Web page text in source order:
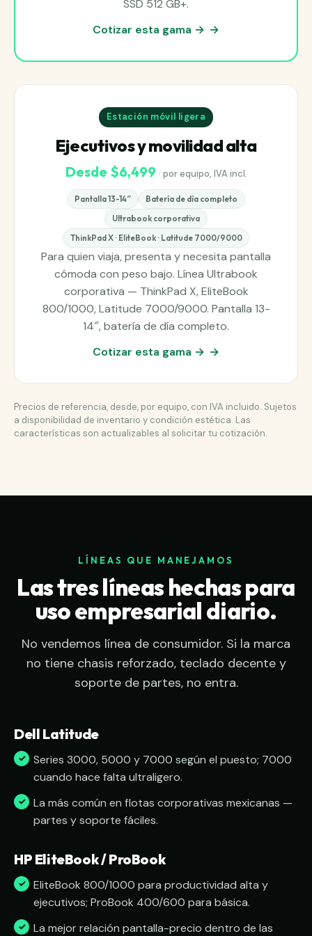
SSD 512 GB+.
Cotizar esta gama →
Estación móvil ligera
Ejecutivos y movilidad alta
Desde $6,499 · por equipo, IVA incl.
Pantalla 13-14″
Batería de día completo
Ultrabook corporativa
ThinkPad X · EliteBook · Latitude 7000/9000
Para quien viaja, presenta y necesita pantalla
cómoda con peso bajo. Línea Ultrabook
corporativa — ThinkPad X, EliteBook
800/1000, Latitude 7000/9000. Pantalla 13-
14″, batería de día completo.
Cotizar esta gama →
Precios de referencia, desde, por equipo, con IVA incluido. Sujetos
a disponibilidad de inventario y condición estética. Las
características son actualizables al solicitar tu cotización.
LÍNEAS QUE MANEJAMOS
Las tres líneas hechas para
uso empresarial diario.
No vendemos línea de consumidor. Si la marca
no tiene chasis reforzado, teclado decente y
soporte de partes, no entra.
Dell Latitude
Series 3000, 5000 y 7000 según el puesto; 7000
cuando hace falta ultraligero.
La más común en flotas corporativas mexicanas —
partes y soporte fáciles.
HP EliteBook / ProBook
EliteBook 800/1000 para productividad alta y
ejecutivos; ProBook 400/600 para básica.
La mejor relación pantalla-precio dentro de las